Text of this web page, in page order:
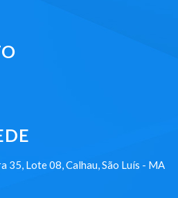
35, Lote 08, Calhau, São Luís - MA